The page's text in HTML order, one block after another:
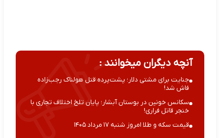
آنچه دیگران میخوانند :
جنایت برای مشتی دلار؛ پشت‌پرده قتل هولناک رجب‌زاده
فاش شد!
سکانس خونین در بوستان آبشار؛ پایان تلخ اختلاف تجاری با
خنجر قاتل فراری!
قیمت سکه و طلا امروز شنبه ۱۷ مرداد ۱۴۰۵